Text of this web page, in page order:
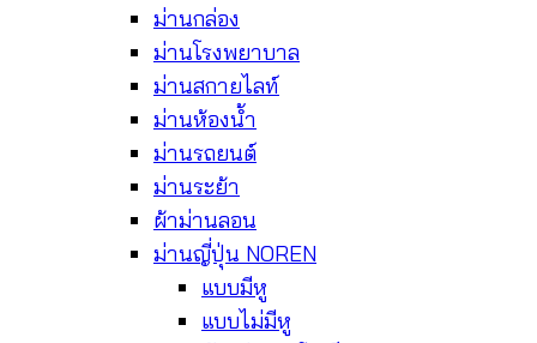
ม่านกล่อง
ม่านโรงพยาบาล
ม่านสกายไลท์
ม่านห้องน้ำ
ม่านรถยนต์
ม่านระย้า
ผ้าม่านลอน
ม่านญี่ปุ่น NOREN
แบบมีหู
แบบไม่มีหู